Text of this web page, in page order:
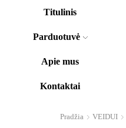
Titulinis
Parduotuvė
Apie mus
Kontaktai
Pradžia VEIDUI